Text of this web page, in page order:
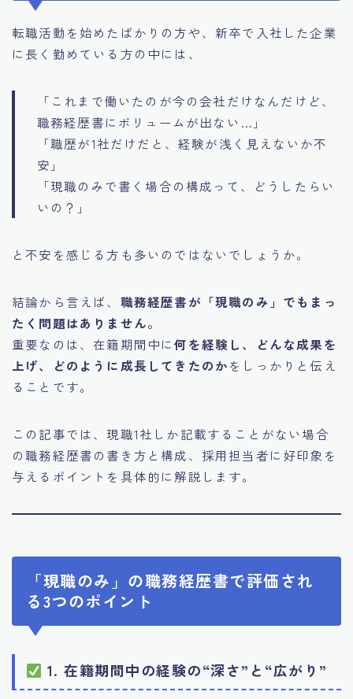
転職活動を始めたばかりの方や、新卒で入社した企業
に長く勤めている方の中には、
「これまで働いたのが今の会社だけなんだけど、
職務経歴書にボリュームが出ない…」
「職歴が1社だけだと、経験が浅く見えないか不
安」
「現職のみで書く場合の構成って、どうしたらい
いの？」
と不安を感じる方も多いのではないでしょうか。
結論から言えば、 職務経歴書が「現職のみ」でもまっ
たく問題はありません。
重要なのは、在籍期間中に何を経験し、どんな成果を
上げ、どのように成長してきたのかをしっかりと伝え
ることです。
この記事では、現職1社しか記載することがない場合
の職務経歴書の書き方と構成、採用担当者に好印象を
与えるポイントを具体的に解説します。
「現職のみ」の職務経歴書で評価され
る3つのポイント
1. 在籍期間中の経験の“深さ”と“広がり”